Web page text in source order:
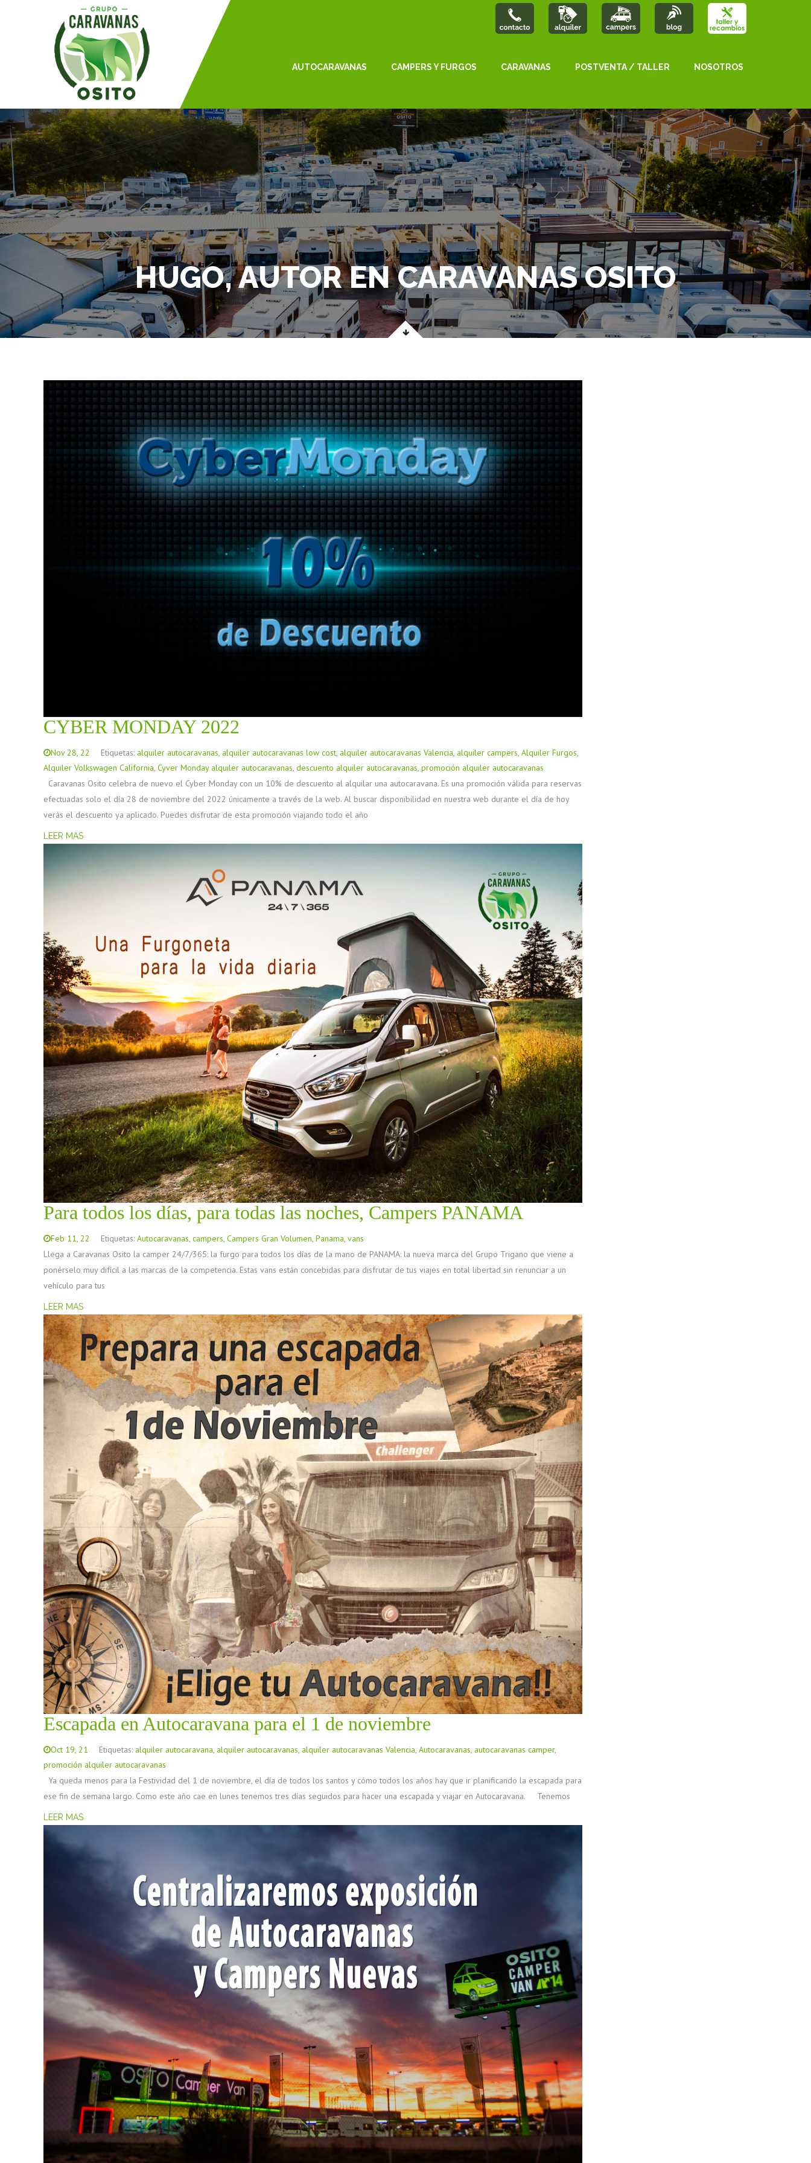
AUTOCARAVANAS CAMPERS Y FURGOS CARAVANAS POSTVENTA / TALLER NOSOTROS
HUGO, AUTOR EN CARAVANAS OSITO
CYBER MONDAY 2022
Nov 28, 22 Etiquetas: alquiler autocaravanas, alquiler autocaravanas low cost, alquiler autocaravanas Valencia, alquiler campers, Alquiler Furgos,
Alquiler Volkswagen California, Cyver Monday alquiler autocaravanas, descuento alquiler autocaravanas, promoción alquiler autocaravanas
Caravanas Osito celebra de nuevo el Cyber Monday con un 10% de descuento al alquilar una autocaravana. Es una promoción válida para reservas
efectuadas solo el día 28 de noviembre del 2022 únicamente a través de la web. Al buscar disponibilidad en nuestra web durante el día de hoy
verás el descuento ya aplicado. Puedes disfrutar de esta promoción viajando todo el año
LEER MAS
Para todos los días, para todas las noches, Campers PANAMA
Feb 11, 22 Etiquetas: Autocaravanas, campers, Campers Gran Volumen, Panama, vans
Llega a Caravanas Osito la camper 24/7/365: la furgo para todos los días de la mano de PANAMA: la nueva marca del Grupo Trigano que viene a
ponérselo muy difícil a las marcas de la competencia. Estas vans están concebidas para disfrutar de tus viajes en total libertad sin renunciar a un
vehículo para tus
LEER MAS
Escapada en Autocaravana para el 1 de noviembre
Oct 19, 21 Etiquetas: alquiler autocaravana, alquiler autocaravanas, alquiler autocaravanas Valencia, Autocaravanas, autocaravanas camper,
promoción alquiler autocaravanas
Ya queda menos para la Festividad del 1 de noviembre, el día de todos los santos y cómo todos los años hay que ir planificando la escapada para
ese fin de semana largo. Como este año cae en lunes tenemos tres días seguidos para hacer una escapada y viajar en Autocaravana. Tenemos
LEER MAS